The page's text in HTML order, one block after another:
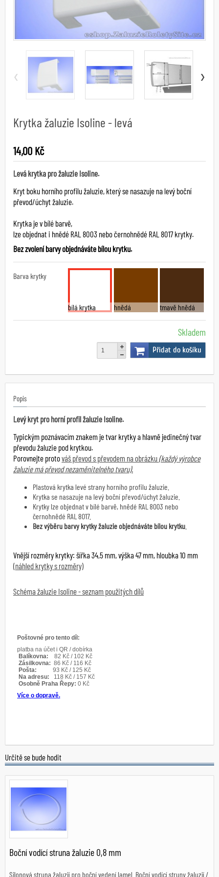
‹ ›
Krytka žaluzie Isoline - levá
14,00 Kč
Levá krytka pro žaluzie Isoline.
Kryt boku horního profilu žaluzie, který se nasazuje na levý boční
převod/úchyt žaluzie.
Krytka je v bílé barvě,
lze objednat i hnědé RAL 8003 nebo černohnědé RAL 8017 krytky.
Bez zvolení barvy objednáváte bílou krytku.
Barva krytky
bílá krytka hnědá tmavě hnědá
Skladem
Přidat do košíku
Popis
Levý kryt pro horní profil žaluzie Isoline.
Typickým poznávacím znakem je tvar krytky a hlavně jedinečný tvar
převodu žaluzie pod krytkou.
Porovnejte protováš převod s převodem na obrázku(každý výrobce
žaluzie má převod nezaměnitelného tvaru).
Plastová krytka levé strany horního profilu žaluzie.
Krytka se nasazuje na levý boční převod/úchyt žaluzie.
Krytky lze objednat v bílé barvě, hnědé RAL 8003 nebo
černohnědé RAL 8017.
Bez výběru barvy krytky žaluzie objednáváte bílou krytku
Vnější rozměry krytky: šířka 34,5 mm, výška 47 mm, hloubka 10 mm
(náhled krytky s rozměry)
Schéma žaluzie Isoline - seznam použitých dílů
Určitě se bude hodit
Boční vodící struna žaluzie 0,8 mm
Silonová struna žaluzií pro boční vedení lamel. Boční vodící struny žaluzií /